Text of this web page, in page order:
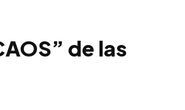
de las